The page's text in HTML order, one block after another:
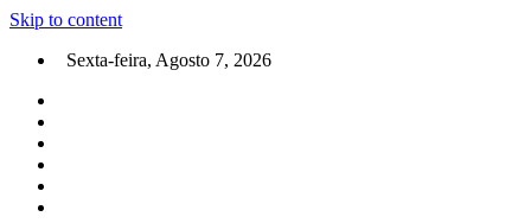
Skip to content
Sexta-feira, Agosto 7, 2026